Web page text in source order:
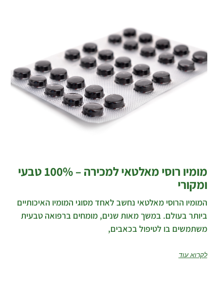
מומיו רוסי מאלטאי למכירה – 100% טבעי
ומקורי
המומיו הרוסי מאלטאי נחשב לאחד מסוגי המומיו האיכותיים
ביותר בעולם. במשך מאות שנים, מומחים ברפואה טבעית
משתמשים בו לטיפול בכאבים,
לקרוא עוד